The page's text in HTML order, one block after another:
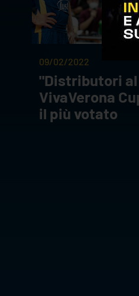
09/02/2022
"Distributori
VivaVerona
il più votato